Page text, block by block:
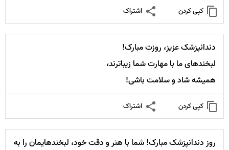
کپی کردن اشتراک
دندانپزشک عزیز، روزت مبارک!
لبخندهای ما با مهارت شما زیباترند،
همیشه شاد و سلامت باشی!
کپی کردن اشتراک
روز دندانپزشک مبارک! شما با هنر و دقت خود، لبخندهایمان را به